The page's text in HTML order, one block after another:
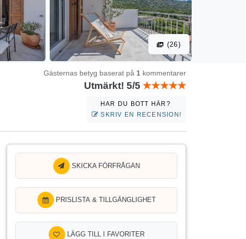
(26)
Gästernas betyg baserat på 1 kommentarer
Utmärkt! 5/5
HAR DU BOTT HÄR?
SKRIV EN RECENSION!
SKICKA FÖRFRÅGAN
PRISLISTA & TILLGÄNGLIGHET
LÄGG TILL I FAVORITER